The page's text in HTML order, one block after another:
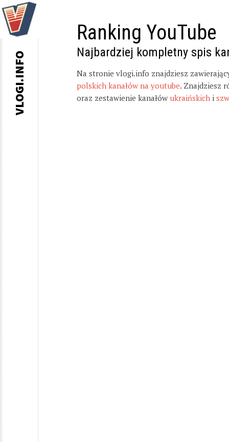
Ranking YouTube
Najbardziej kompletny spis
Na stronie vlogi.info znajdziesz
polskich kanałów na youtube. Znajdziesz
oraz zestawienie kanałów ukraińskich i
VLOGI.INFO